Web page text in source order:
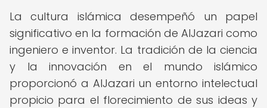
La cultura islámica desempeñó un papel
significativo en la formación de AlJazari como
ingeniero e inventor. La tradición de la ciencia
y la innovación en el mundo islámico
proporcionó a AlJazari un entorno intelectual
propicio para el florecimiento de sus ideas y